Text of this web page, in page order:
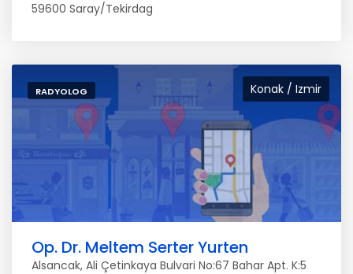
59600 Saray/Tekirdag
Konak / Izmir
RADYOLOG
Op. Dr. Meltem Serter Yurten
Alsancak, Ali Çetinkaya Bulvari No:67 Bahar Apt. K:5